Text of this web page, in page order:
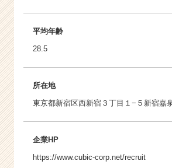
平均年齢
28.5
所在地
東京都新宿区西新宿３丁目１−５新宿嘉
企業HP
https://www.cubic-corp.net/recruit